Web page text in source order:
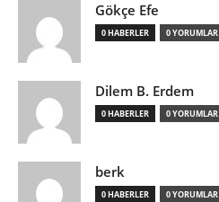
Gökçe Efe
0 HABERLER 0 YORUMLAR
Dilem B. Erdem
0 HABERLER 0 YORUMLAR
berk
0 HABERLER 0 YORUMLAR